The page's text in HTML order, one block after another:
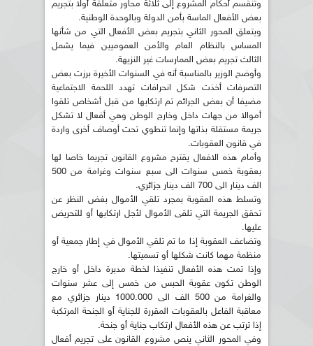
وتنقسم أحكام المشروع إلى ثلاثة محاور متعلقة أولا بتجريم
بعض الأفعال الماسة بأمن الدولة وبالوحدة الوطنية.
ويتعلق المحور الثاني بتجريم بعض الأفعال التي من شأنها
المساس بالنظام العام والأمن العموميين فيما يشمل
الثالث تجريم بعض الممارسات غير النزيهة.
وأوضح الوزير بالمناسبة أنه في السنوات الأخيرة برزت بعض
التصرفات أخذت شكل انحرافات تهدد اللحمة الاجتماعية
مضيفا أن بعض الجرائم تم ارتكابها من قبل أشخاص تلقوا
أموالا من جهات داخل وخارج الوطن وهي أفعال لا تشكل
جريمة مستقلة بذاتها وإنما تنطوي تحت أوصاف أخرى واردة
في قانون العقوبات.
وأمام هذه الافعال يقترح مشروع القانون تجريما خاصا لها
بعقوبة خمس سنوات الى سبع سنوات وغرامة من 500
الف دينار الى 700 الف دينار جزائري.
وتسلط هذه العقوبة بمجرد تلقي الأموال بغض النظر عن
تحقق الجريمة التي تلقى الأموال لأجل ارتكابها أو للتحريض
عليها.
وتضاعف العقوبة إذا ما تم تلقي الأموال في إطار جمعية أو
منظمة مهما كانت شكلها أو تسميتها.
وإذا تمت هذه الأفعال تنفيذا لخطة مدبرة داخل أو خارج
الوطن تكون عقوبة الحبس من خمس إلى عشر سنوات
والغرامة من 500 الف الى 1000.000 دينار جزائري مع
معاقبة الفاعل بالعقوبات المقررة للجناية أو الجنحة المرتكبة
إذا ترتب عن هذه الأفعال ارتكاب جناية أو جنحة.
وفي المحور الثاني ينص مشروع القانون على تجريم أفعال